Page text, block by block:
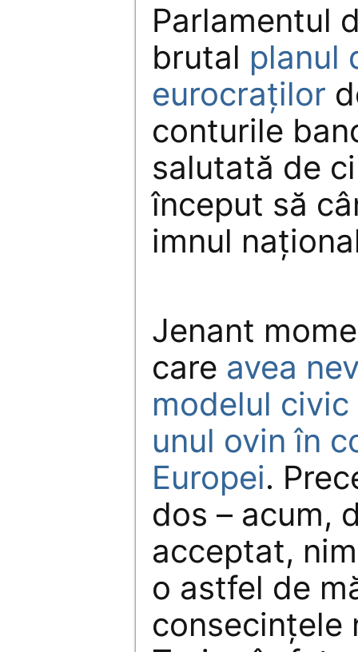
Parlamentul
brutal planul
eurocraţilor
conturile
salutată de
început să
imnul
Jenant
care avea
modelul
unul ovin în
Europei.
dos – acum,
acceptat,
o astfel de
consecinţele